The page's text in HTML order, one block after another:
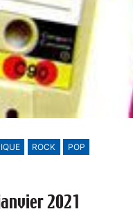
ROCK POP
2021